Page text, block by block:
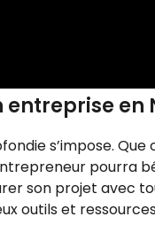
entreprise en
s’impose.
pourra
son projet avec
outils et